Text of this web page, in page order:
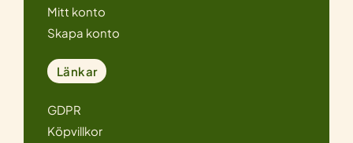
Mitt konto
Skapa konto
Länkar
GDPR
Köpvillkor